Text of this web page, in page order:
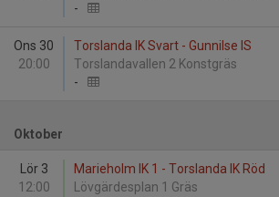
-
Ons 30
20:00
Torslanda IK Svart - Gunnilse IS
Torslandavallen 2 Konstgräs
-
Oktober
Lör 3
12:00
Marieholm IK 1 - Torslanda IK Röd
Lövgärdesplan 1 Gräs